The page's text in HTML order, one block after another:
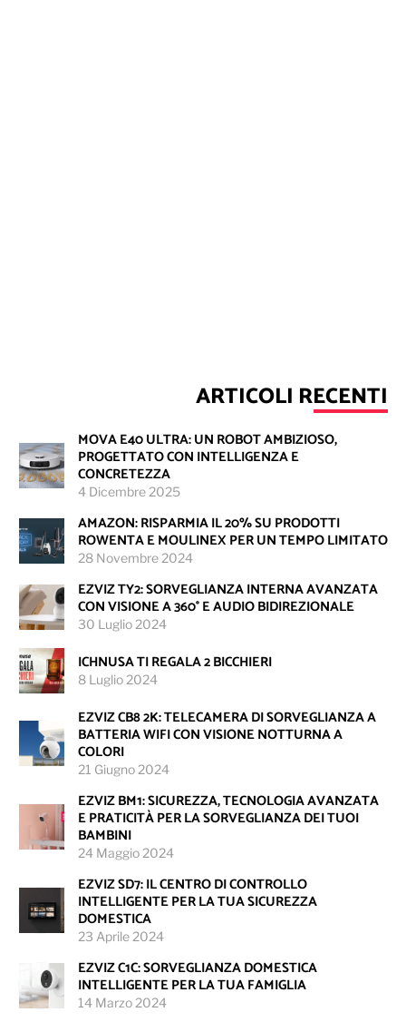
ARTICOLI RECENTI
MOVA E40 ULTRA: UN ROBOT AMBIZIOSO,
PROGETTATO CON INTELLIGENZA E
CONCRETEZZA
4 Dicembre 2025
AMAZON: RISPARMIA IL 20% SU PRODOTTI
ROWENTA E MOULINEX PER UN TEMPO LIMITATO
28 Novembre 2024
EZVIZ TY2: SORVEGLIANZA INTERNA AVANZATA
CON VISIONE A 360° E AUDIO BIDIREZIONALE
30 Luglio 2024
ICHNUSA TI REGALA 2 BICCHIERI
8 Luglio 2024
EZVIZ CB8 2K: TELECAMERA DI SORVEGLIANZA A
BATTERIA WIFI CON VISIONE NOTTURNA A
COLORI
21 Giugno 2024
EZVIZ BM1: SICUREZZA, TECNOLOGIA AVANZATA
E PRATICITÀ PER LA SORVEGLIANZA DEI TUOI
BAMBINI
24 Maggio 2024
EZVIZ SD7: IL CENTRO DI CONTROLLO
INTELLIGENTE PER LA TUA SICUREZZA
DOMESTICA
23 Aprile 2024
EZVIZ C1C: SORVEGLIANZA DOMESTICA
INTELLIGENTE PER LA TUA FAMIGLIA
14 Marzo 2024